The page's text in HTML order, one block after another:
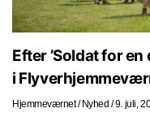
Efter ’Soldat for
i
Hjemmeværnet / Nyhed /9. juli,